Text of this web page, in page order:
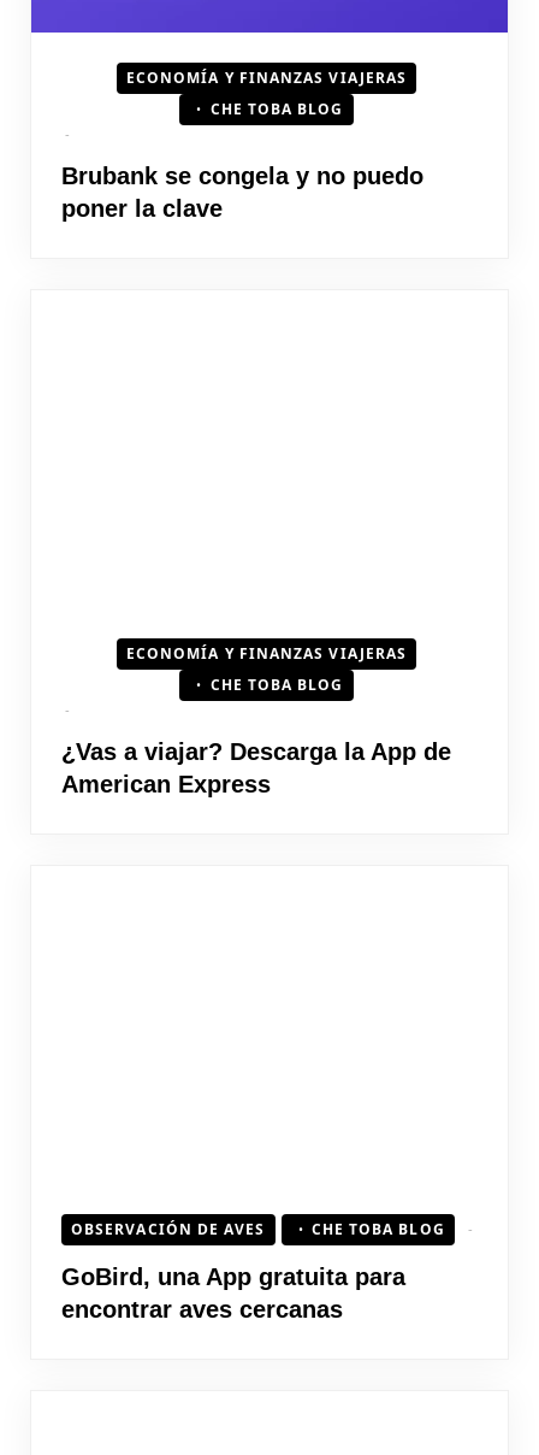
ECONOMÍA Y FINANZAS VIAJERAS
CHE TOBA BLOG
Brubank se congela y no puedo
poner la clave
ECONOMÍA Y FINANZAS VIAJERAS
CHE TOBA BLOG
¿Vas a viajar? Descarga la App de
American Express
OBSERVACIÓN DE AVES CHE TOBA BLOG
GoBird, una App gratuita para
encontrar aves cercanas